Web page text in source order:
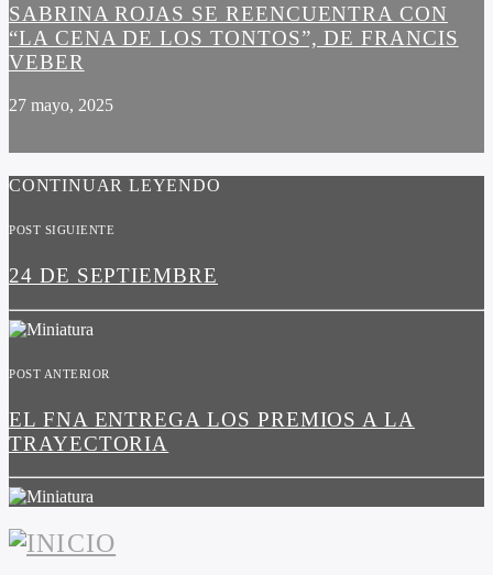
SABRINA ROJAS SE REENCUENTRA CON
“LA CENA DE LOS TONTOS”, DE FRANCIS
VEBER
27 mayo, 2025
CONTINUAR LEYENDO
POST SIGUIENTE
24 DE SEPTIEMBRE
POST ANTERIOR
EL FNA ENTREGA LOS PREMIOS A LA
TRAYECTORIA